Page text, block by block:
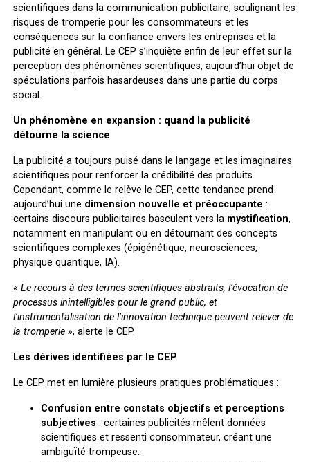
scientifiques dans la communication publicitaire, soulignant les
risques de tromperie pour les consommateurs et les
conséquences sur la confiance envers les entreprises et la
publicité en général. Le CEP s’inquiète enfin de leur effet sur la
perception des phénomènes scientifiques, aujourd’hui objet de
spéculations parfois hasardeuses dans une partie du corps
social.
Un phénomène en expansion : quand la publicité
détourne la science
La publicité a toujours puisé dans le langage et les imaginaires
scientifiques pour renforcer la crédibilité des produits.
Cependant, comme le relève le CEP, cette tendance prend
aujourd’hui une dimension nouvelle et préoccupante :
certains discours publicitaires basculent vers la mystification,
notamment en manipulant ou en détournant des concepts
scientifiques complexes (épigénétique, neurosciences,
physique quantique, IA).
« Le recours à des termes scientifiques abstraits, l’évocation de
processus inintelligibles pour le grand public, et
l’instrumentalisation de l’innovation technique peuvent relever de
la tromperie », alerte le CEP.
Les dérives identifiées par le CEP
Le CEP met en lumière plusieurs pratiques problématiques :
Confusion entre constats objectifs et perceptions
subjectives : certaines publicités mêlent données
scientifiques et ressenti consommateur, créant une
ambiguïté trompeuse.